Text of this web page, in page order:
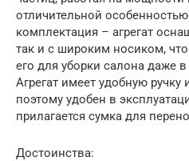
отличительной особенностью
комплектация – агрегат
так и с широким носиком,
его для уборки салона даже
Агрегат имеет удобную
поэтому удобен в
прилагается сумка для
Достоинства: